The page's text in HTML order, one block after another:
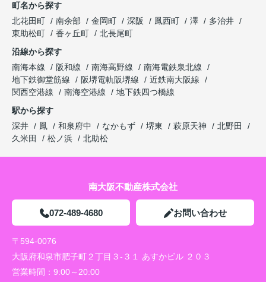
町名から探す
北花田町
南余部 金岡町 深阪 鳳西町 澤
多治井
東助松町
香ヶ丘町
北長尾町
沿線から探す
南海本線
阪和線 南海高野線
南海電鉄泉北線
地下鉄御堂筋線
阪堺電軌阪堺線
近鉄南大阪線
関西空港線
南海空港線
地下鉄四つ橋線
駅から探す
深井
鳳 和泉府中 なかもず 堺東 萩原天神
北野田
久米田
松ノ浜 北助松
南大阪不動産株式会社
072-489-4680 お問い合わせ
〒594-0076
大阪府和泉市肥子町２丁目３-３１ あすかビル ２０３
営業時間： 9:00～20:00